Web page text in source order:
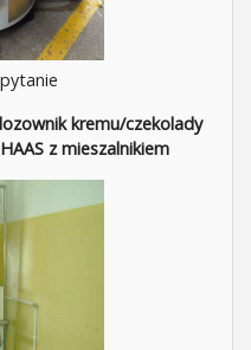
kremu/czekolady
z mieszalnikiem